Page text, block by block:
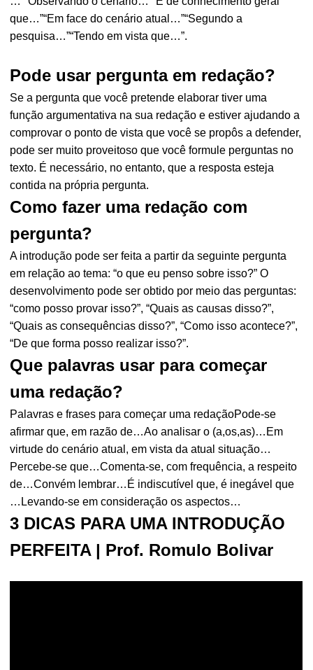
que…”“Em face do cenário atual…”“Segundo a
pesquisa…”“Tendo em vista que…”.
Pode usar pergunta em redação?
Se a pergunta que você pretende elaborar tiver uma
função argumentativa na sua redação e estiver ajudando a
comprovar o ponto de vista que você se propôs a defender,
pode ser muito proveitoso que você formule perguntas no
texto. É necessário, no entanto, que a resposta esteja
contida na própria pergunta.
Como fazer uma redação com
pergunta?
A introdução pode ser feita a partir da seguinte pergunta
em relação ao tema: “o que eu penso sobre isso?” O
desenvolvimento pode ser obtido por meio das perguntas:
“como posso provar isso?”, “Quais as causas disso?”,
“Quais as consequências disso?”, “Como isso acontece?”,
“De que forma posso realizar isso?”.
Que palavras usar para começar
uma redação?
Palavras e frases para começar uma redaçãoPode-se
afirmar que, em razão de…Ao analisar o (a,os,as)…Em
virtude do cenário atual, em vista da atual situação…
Percebe-se que…Comenta-se, com frequência, a respeito
de…Convém lembrar…É indiscutível que, é inegável que
…Levando-se em consideração os aspectos…
3 DICAS PARA UMA INTRODUÇÃO
PERFEITA | Prof. Romulo Bolivar